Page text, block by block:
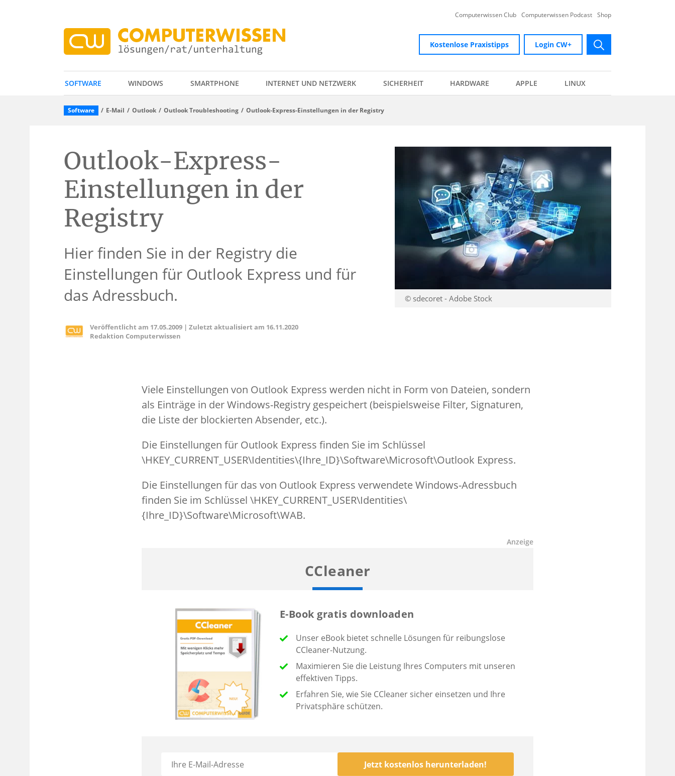
Computerwissen Club Computerwissen Podcast Shop
Kostenlose Praxistipps
Login CW+
submit
SOFTWARE WINDOWS SMARTPHONE INTERNET UND NETZWERK SICHERHEIT HARDWARE APPLE LINUX
Software E-Mail Outlook Outlook Troubleshooting Outlook-Express-Einstellungen in der Registry
© sdecoret - Adobe Stock
Outlook-Express-
Einstellungen in der
Registry
Hier finden Sie in der Registry die
Einstellungen für Outlook Express und für
das Adressbuch.
Veröffentlicht am 17.05.2009 | Zuletzt aktualisiert am 16.11.2020
Redaktion Computerwissen
Viele Einstellungen von Outlook Express werden nicht in Form von Dateien, sondern
als Einträge in der Windows-Registry gespeichert (beispielsweise Filter, Signaturen,
die Liste der blockierten Absender, etc.).
Die Einstellungen für Outlook Express finden Sie im Schlüssel
\HKEY_CURRENT_USER\Identities\{Ihre_ID}\Software\Microsoft\Outlook Express.
Die Einstellungen für das von Outlook Express verwendete Windows-Adressbuch
finden Sie im Schlüssel \HKEY_CURRENT_USER\Identities\
{Ihre_ID}\Software\Microsoft\WAB.